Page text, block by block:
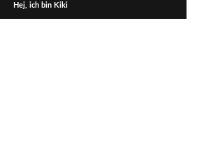
Hej, ich bin Kiki